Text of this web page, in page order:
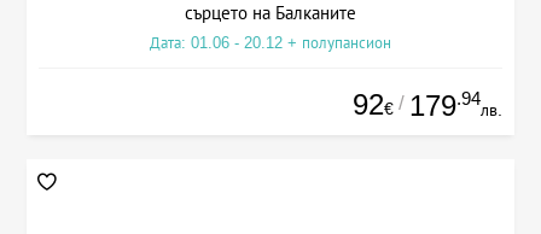
сърцето на Балканите
Дата: 01.06 - 20.12 + полупансион
92€ / 179.94
лв.